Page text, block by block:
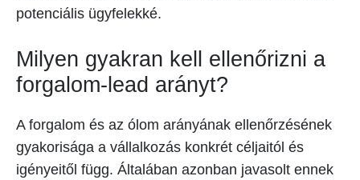
potenciális ügyfelekké.
Milyen gyakran kell ellenőrizni a
forgalom-lead arányt?
A forgalom és az ólom arányának ellenőrzésének
gyakorisága a vállalkozás konkrét céljaitól és
igényeitől függ. Általában azonban javasolt ennek